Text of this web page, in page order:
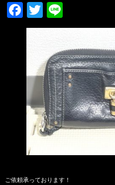
Facebook
Twitter
ご依頼承っております！